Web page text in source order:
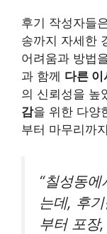
후기 작성자들
송까지 자세한
어려움과 방법
과 함께 다른 이
의 신뢰성을 높
감을 위한 다양
부터 마무리까
“칠성동
는데, 후
부터 포장